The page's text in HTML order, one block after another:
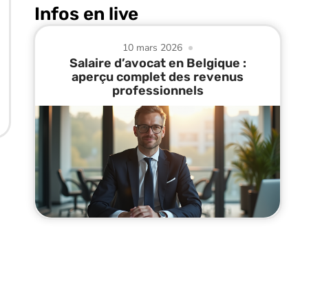
Infos en live
10 mars 2026
Salaire d’avocat en Belgique :
aperçu complet des revenus
professionnels